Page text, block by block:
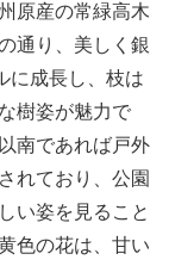
原産の常緑高木
通り、美しく銀
に成長し、枝は
樹姿が魅力で
南であれば戸外
れており、公園
い姿を見ること
色の花は、甘い